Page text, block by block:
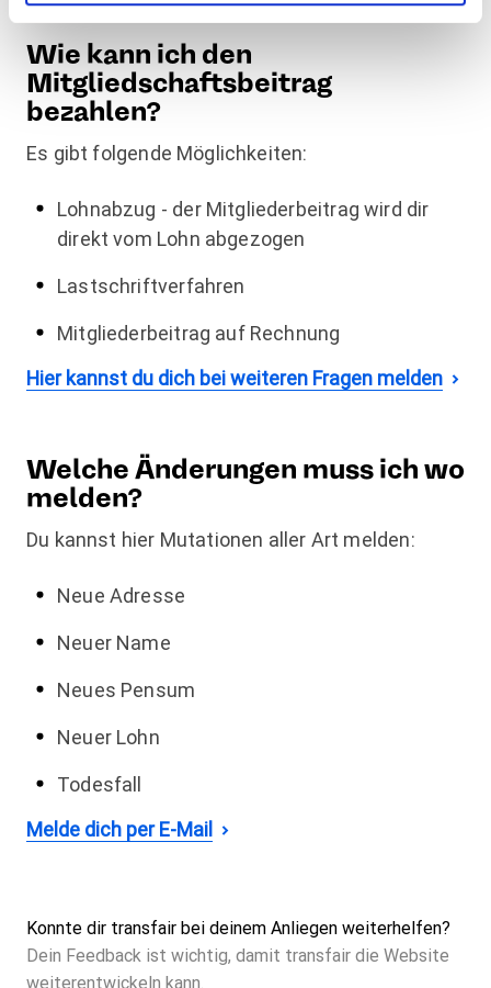
Wie kann ich den
Mitgliedschaftsbeitrag
bezahlen?
Es gibt folgende Möglichkeiten:
Lohnabzug - der Mitgliederbeitrag wird dir
direkt vom Lohn abgezogen
Lastschriftverfahren
Mitgliederbeitrag auf Rechnung
Hier kannst du dich bei weiteren Fragen melden
Welche Änderungen muss ich wo
melden?
Du kannst hier Mutationen aller Art melden:
Neue Adresse
Neuer Name
Neues Pensum
Neuer Lohn
Todesfall
Melde dich per E-Mail
Konnte dir transfair bei deinem Anliegen weiterhelfen?
Dein Feedback ist wichtig, damit transfair die Website
weiterentwickeln kann.